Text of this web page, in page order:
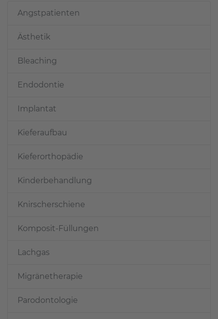
Angstpatienten
Ästhetik
Bleaching
Endodontie
Implantat
Kieferaufbau
Kieferorthopädie
Kinderbehandlung
Knirscherschiene
Komposit-Füllungen
Lachgas
Migränetherapie
Parodontologie